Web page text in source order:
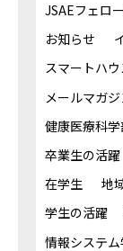
JSAEフェロ
お知らせ
スマートハ
メールマガジ
健康医療科学
卒業生の活躍
在学生
地
学生の活躍
情報システ